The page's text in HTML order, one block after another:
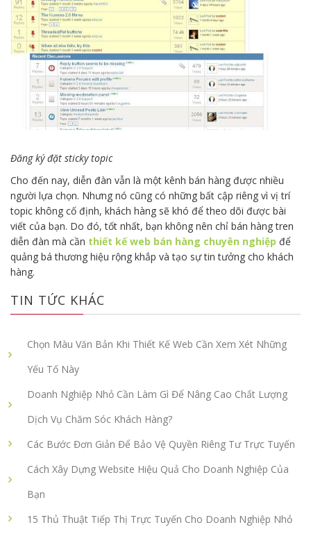
Đăng ký đặt sticky topic
Cho đến nay, diễn đàn vẫn là một kênh bán hàng được nhiều
người lựa chọn. Nhưng nó cũng có những bất cập riêng vì vị trí
topic không cố định, khách hàng sẽ khó để theo dõi được bài
viết của bạn. Do đó, tốt nhất, bạn không nên chỉ bán hàng tren
diễn đàn mà cần thiết kế web bán hàng chuyên nghiệp để
quảng bá thương hiệu rộng khắp và tạo sự tin tưởng cho khách
hàng.
TIN TỨC KHÁC
Chọn Màu Văn Bản Khi Thiết Kế Web Cần Xem Xét Những
Yếu Tố Này
Doanh Nghiệp Nhỏ Cần Làm Gì Để Nâng Cao Chất Lượng
Dịch Vụ Chăm Sóc Khách Hàng?
Các Bước Đơn Giản Để Bảo Vệ Quyền Riêng Tư Trực Tuyến
Cách Xây Dựng Website Hiệu Quả Cho Doanh Nghiệp Của
Bạn
15 Thủ Thuật Tiếp Thị Trực Tuyến Cho Doanh Nghiệp Nhỏ